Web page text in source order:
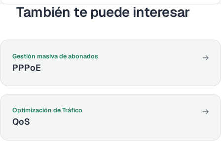
También te puede interesar
Gestión masiva de abonados
PPPoE
→
Optimización de Tráfico
QoS
→